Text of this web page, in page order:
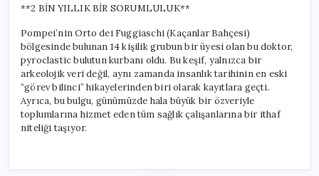
**2 BİN YILLIK BİR SORUMLULUK**
Pompei’nin Orto dei Fuggiaschi (Kaçanlar Bahçesi)
bölgesinde bulunan 14 kişilik grubun bir üyesi olan bu doktor,
pyroclastic bulutun kurbanı oldu. Bu keşif, yalnızca bir
arkeolojik veri değil, aynı zamanda insanlık tarihinin en eski
“görev bilinci” hikayelerinden biri olarak kayıtlara geçti.
Ayrıca, bu bulgu, günümüzde hala büyük bir özveriyle
toplumlarına hizmet eden tüm sağlık çalışanlarına bir ithaf
niteliği taşıyor.